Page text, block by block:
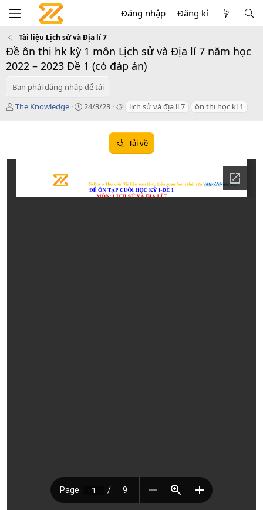
Đăng nhập Đăng kí
Tài liệu Lịch sử và Địa lí 7
Đề ôn thi hk kỳ 1 môn Lịch sử và Địa lí 7 năm học
2022 – 2023 Đề 1 (có đáp án)
Bạn phải đăng nhập để tải
T
ả
The Knowledge
C
24/3/23
T lịch sử và địa lí 7 ôn thi học kì 1
Tải về